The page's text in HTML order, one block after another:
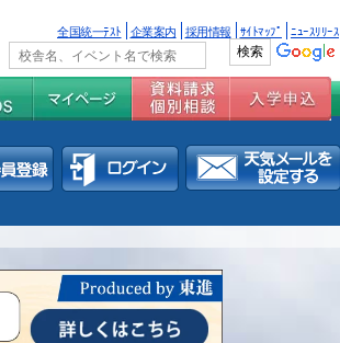
全国統一ﾃｽﾄ 企業案内 採用情報 ｻｲﾄﾏｯﾌﾟ ﾆｭｰｽﾘﾘｰｽ